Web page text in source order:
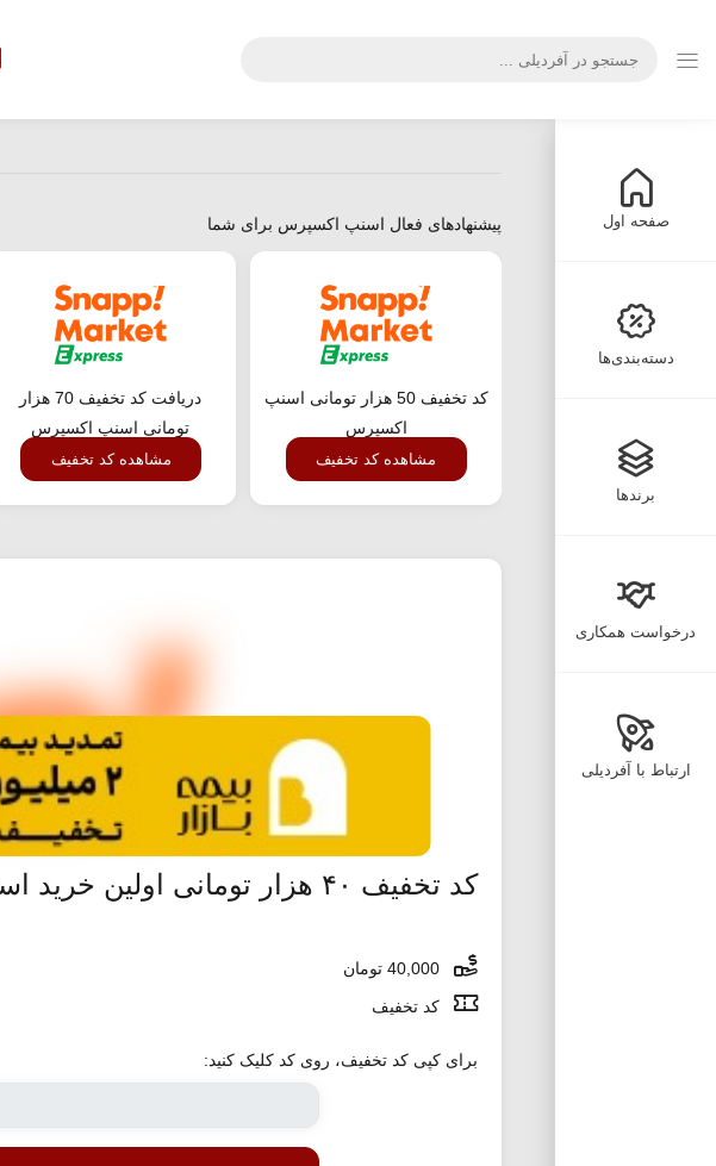
صفحه اول
دسته‌بندی‌ها
برندها
درخواست همکاری
ارتباط با آفردیلی
پیشنهادهای فعال اسنپ اکسپرس برای شما
کد تخفیف 50 هزار تومانی اسنپ
اکسپرس
مشاهده کد تخفیف
دریافت کد تخفیف 70 هزار
تومانی اسنپ اکسپرس
مشاهده کد تخفیف
کد تخفیف ۴۰ هزار تومانی اولین خرید اسنپ اکسپرس
کد تخفیف
برای کپی کد تخفیف، روی کد کلیک کنید: